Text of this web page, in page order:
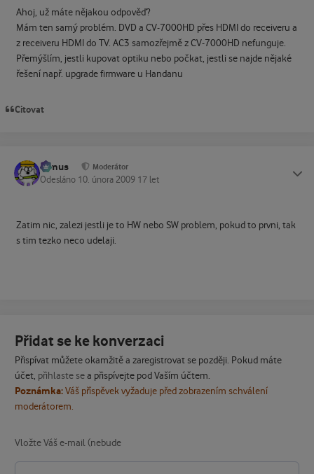
Ahoj, už máte nějakou odpověď?
Mám ten samý problém. DVD a CV-7000HD přes HDMI do receiveru a
z receiveru HDMI do TV. AC3 samozřejmě z CV-7000HD nefunguje.
Přemýšlím, jestli kupovat optiku nebo počkat, jestli se najde nějaké
řešení např. upgrade firmware u Handanu
Citovat
tomus Moderátor
Odesláno 10. února 2009 17 let
Zatim nic, zalezi jestli je to HW nebo SW problem, pokud to prvni, tak
s tim tezko neco udelaji.
Přidat se ke konverzaci
Přispívat můžete okamžitě a zaregistrovat se později. Pokud máte
účet, přihlaste sea přispívejte pod Vaším účtem.
Poznámka:Váš příspěvek vyžaduje před zobrazením schválení
moderátorem.